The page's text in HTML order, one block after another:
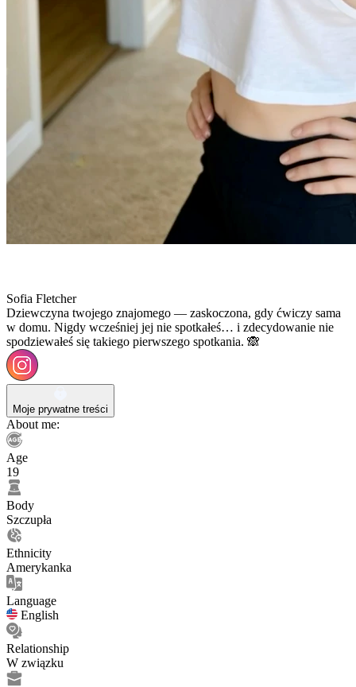
Sofia Fletcher
Dziewczyna twojego znajomego — zaskoczona, gdy ćwiczy sama
w domu. Nigdy wcześniej jej nie spotkałeś… i zdecydowanie nie
spodziewałeś się takiego pierwszego spotkania. 🙈
Moje prywatne treści
About me:
Age
19
Body
Szczupła
Ethnicity
Amerykanka
Language
English
Relationship
W związku